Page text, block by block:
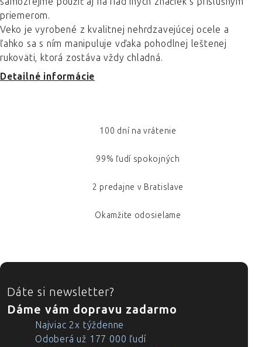
priemerom.
Veko je vyrobené z kvalitnej nehrdzavejúcej ocele a
ľahko sa s ním manipuluje vďaka pohodlnej leštenej
rukoväti, ktorá zostáva vždy chladná.
Detailné informácie
100 dní na vrátenie
99% ľudí spokojných
2 predajne v Bratislave
Okamžite odosielame
ZÁPÄTIE
Dáte si newsletter?
Dáme vám dopravu zadarmo
Najviac 2x týždenne
Odoberá už 177 000 ľudí